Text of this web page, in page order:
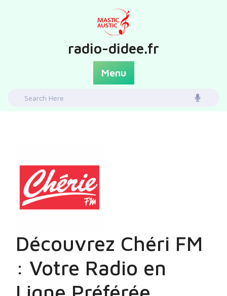
radio-didee.fr
Menu
Search
Découvrez Chéri FM
: Votre Radio en